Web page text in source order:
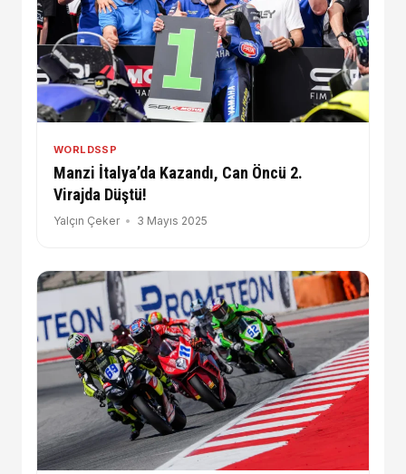
WORLDSSP
Manzi İtalya’da Kazandı, Can Öncü 2.
Virajda Düştü!
Yalçın Çeker 3 Mayıs 2025